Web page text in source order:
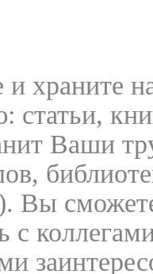
и храните
статьи,
Ваши
Вы
с